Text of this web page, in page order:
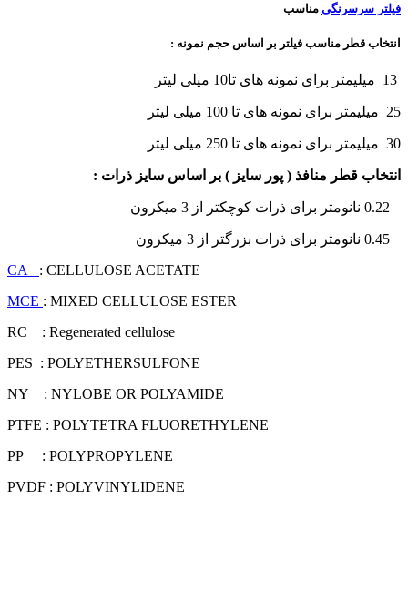
فیلتر سرسرنگی مناسب
انتخاب قطر مناسب فیلتر بر اساس حجم نمونه :
25 میلیمتر برای نمونه های تا 100 میلی لیتر
30 میلیمتر برای نمونه های تا 250 میلی لیتر
انتخاب قطر منافذ ( پور سایز ) بر اساس سایز ذرات :
CA : CELLULOSE ACETATE
MCE : MIXED CELLULOSE ESTER
RC : Regenerated cellulose
PES : POLYETHERSULFONE
NY : NYLOBE OR POLYAMIDE
PTFE : POLYTETRA FLUORETHYLENE
PP : POLYPROPYLENE
PVDF : POLYVINYLIDENE